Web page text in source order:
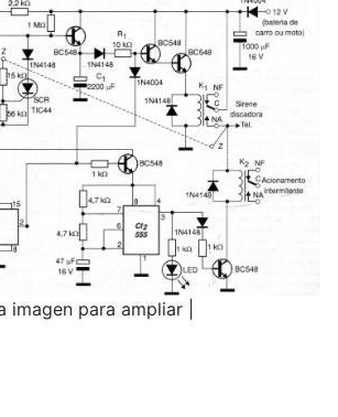
imagen para ampliar |